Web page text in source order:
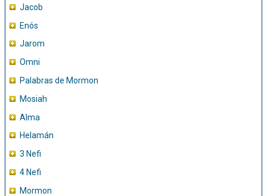
Jacob
Enós
Jarom
Omni
Palabras de Mormon
Mosiah
Alma
Helamán
3 Nefi
4 Nefi
Mormon